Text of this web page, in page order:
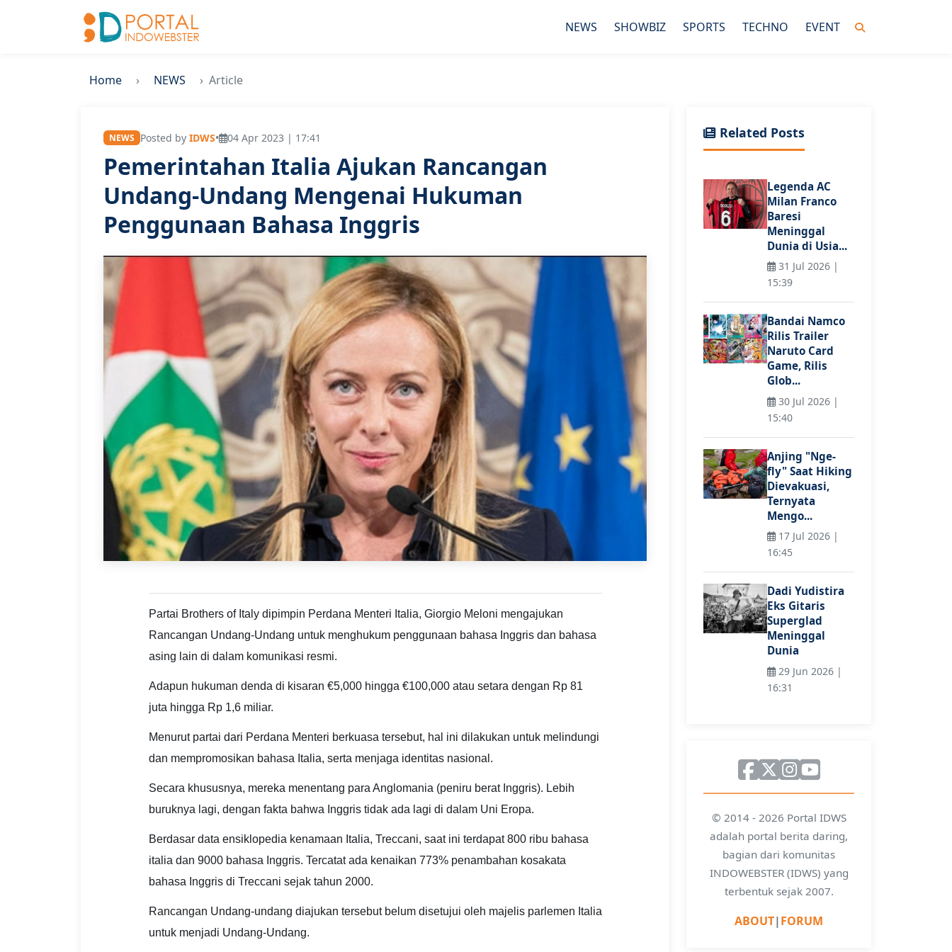
NEWS SHOWBIZ SPORTS TECHNO EVENT
Home NEWS Article
NEWS Posted by IDWS• 04 Apr 2023 | 17:41
Pemerintahan Italia Ajukan Rancangan
Undang-Undang Mengenai Hukuman
Penggunaan Bahasa Inggris
Partai Brothers of Italy dipimpin Perdana Menteri Italia, Giorgio Meloni mengajukan
Rancangan Undang-Undang untuk menghukum penggunaan bahasa Inggris dan bahasa
asing lain di dalam komunikasi resmi.
Adapun hukuman denda di kisaran €5,000 hingga €100,000 atau setara dengan Rp 81
juta hingga Rp 1,6 miliar.
Menurut partai dari Perdana Menteri berkuasa tersebut, hal ini dilakukan untuk melindungi
dan mempromosikan bahasa Italia, serta menjaga identitas nasional.
Secara khususnya, mereka menentang para Anglomania (peniru berat Inggris). Lebih
buruknya lagi, dengan fakta bahwa Inggris tidak ada lagi di dalam Uni Eropa.
Berdasar data ensiklopedia kenamaan Italia, Treccani, saat ini terdapat 800 ribu bahasa
italia dan 9000 bahasa Inggris. Tercatat ada kenaikan 773% penambahan kosakata
bahasa Inggris di Treccani sejak tahun 2000.
Rancangan Undang-undang diajukan tersebut belum disetujui oleh majelis parlemen Italia
untuk menjadi Undang-Undang.
Related Posts
Legenda AC
Milan Franco
Baresi
Meninggal
Dunia di Usia...
31 Jul 2026 |
15:39
Bandai Namco
Rilis Trailer
Naruto Card
Game, Rilis
Glob...
30 Jul 2026 |
15:40
Anjing "Nge-
fly" Saat Hiking
Dievakuasi,
Ternyata
Mengo...
17 Jul 2026 |
16:45
Dadi Yudistira
Eks Gitaris
Superglad
Meninggal
Dunia
29 Jun 2026 |
16:31
© 2014 - 2026 Portal IDWS
adalah portal berita daring,
bagian dari komunitas
INDOWEBSTER (IDWS) yang
terbentuk sejak 2007.
ABOUT|FORUM